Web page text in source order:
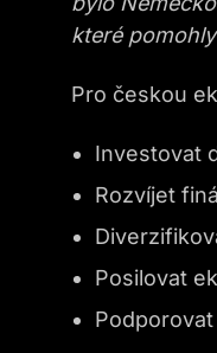
které
Pro českou
Investovat
Rozvíjet
Posilovat